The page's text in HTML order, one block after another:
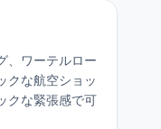
、ワーテルロー
クな航空ショッ
クな緊張感で可